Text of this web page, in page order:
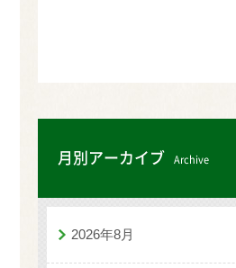
月別アーカイブ Archive
2026年8月